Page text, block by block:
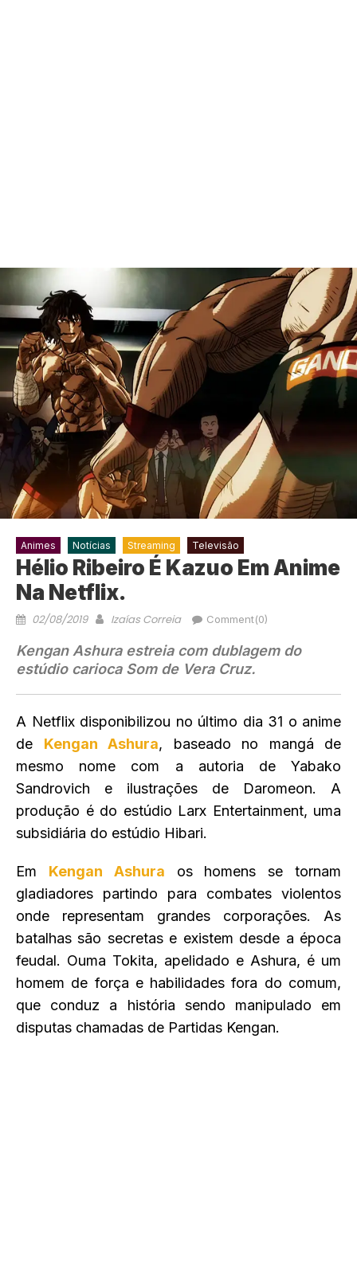
Animes Notícias Streaming Televisão
Hélio Ribeiro É Kazuo Em Anime
Na Netflix.
02/08/2019 Izaías Correia Comment(0)
Kengan Ashura estreia com dublagem do
estúdio carioca Som de Vera Cruz.
A Netflix disponibilizou no último dia 31 o anime
de Kengan Ashura, baseado no mangá de
mesmo nome com a autoria de Yabako
Sandrovich e ilustrações de Daromeon. A
produção é do estúdio Larx Entertainment, uma
subsidiária do estúdio Hibari.
Em Kengan Ashura os homens se tornam
gladiadores partindo para combates violentos
onde representam grandes corporações. As
batalhas são secretas e existem desde a época
feudal. Ouma Tokita, apelidado e Ashura, é um
homem de força e habilidades fora do comum,
que conduz a história sendo manipulado em
disputas chamadas de Partidas Kengan.